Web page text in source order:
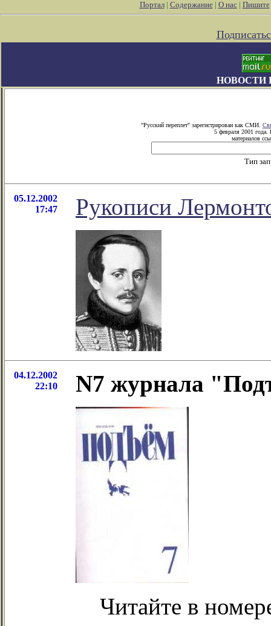
Портал| Содержание| О нас| Пишите
НОВОСТИ
"Русский переплет" зарегистрирован как СМИ.
5 февраля 2001 года.
материалов
Тип
05.12.2002
17:47
Рукописи
04.12.2002
22:10
N7 журнала
Читайте в